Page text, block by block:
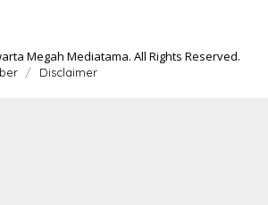
Megah Mediatama. All Rights Reserved.
Disclaimer